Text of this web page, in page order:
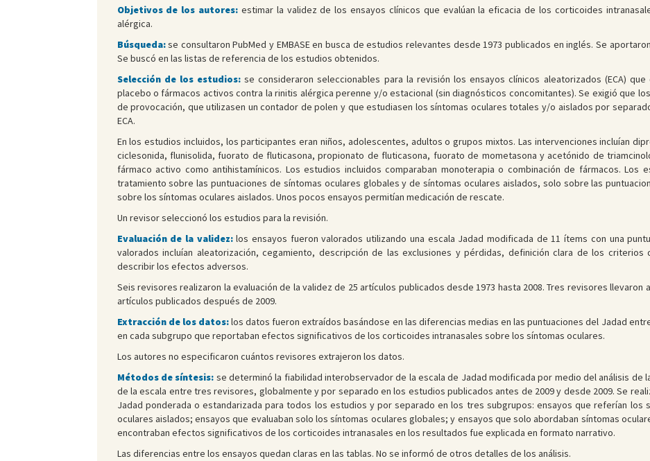
Objetivos de los autores: estimar la validez de los ensayos clínicos que evalúan la eficacia de los corticoides
alérgica.
Búsqueda:se consultaron PubMed y EMBASE en busca de estudios relevantes desde 1973 publicados en inglés. Se
Se buscó en las listas de referencia de los estudios obtenidos.
Selección de los estudios:se consideraron seleccionables para la revisión los ensayos clínicos aleatorizados (ECA)
placebo o fármacos activos contra la rinitis alérgica perenne y/o estacional (sin diagnósticos concomitantes). Se exigió que
de provocación, que utilizasen un contador de polen y que estudiasen los síntomas oculares totales y/o aislados por
ECA.
En los estudios incluidos, los participantes eran niños, adolescentes, adultos o grupos mixtos. Las intervenciones incluían
ciclesonida, flunisolida, fuorato de fluticasona, propionato de fluticasona, fuorato de mometasona y acetónido de
fármaco activo como antihistamínicos. Los estudios incluidos comparaban monoterapia o combinación de fármacos. Los
tratamiento sobre las puntuaciones de síntomas oculares globales y de síntomas oculares aislados, solo sobre las
sobre los síntomas oculares aislados. Unos pocos ensayos permitían medicación de rescate.
Un revisor seleccionó los estudios para la revisión.
Evaluación de la validez:los ensayos fueron valorados utilizando una escala Jadad modificada de 11 ítems con una
valorados incluían aleatorización, cegamiento, descripción de las exclusiones y pérdidas, definición clara de los
describir los efectos adversos.
Seis revisores realizaron la evaluación de la validez de 25 artículos publicados desde 1973 hasta 2008. Tres revisores llevaron
artículos publicados después de 2009.
Extracción de los datos:los datos fueron extraídos basándose en las diferencias medias en las puntuaciones del Jadad
en cada subgrupo que reportaban efectos significativos de los corticoides intranasales sobre los síntomas oculares.
Los autores no especificaron cuántos revisores extrajeron los datos.
Métodos de síntesis: se determinó la fiabilidad interobservador de la escala de Jadad modificada por medio del análisis de
de la escala entre tres revisores, globalmente y por separado en los estudios publicados antes de 2009 y desde 2009. Se
Jadad ponderada o estandarizada para todos los estudios y por separado en los tres subgrupos: ensayos que referían los
oculares aislados; ensayos que evaluaban solo los síntomas oculares globales; y ensayos que solo abordaban síntomas
encontraban efectos significativos de los corticoides intranasales en los resultados fue explicada en formato narrativo.
Las diferencias entre los ensayos quedan claras en las tablas. No se informó de otros detalles de los análisis.